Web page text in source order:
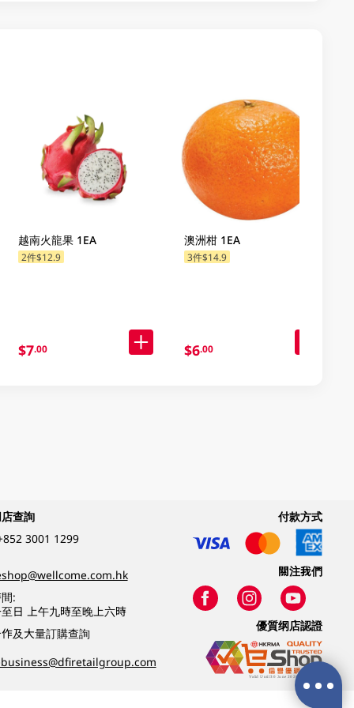
越南火龍果 1EA
2件$12.9
$7.00
澳洲柑 1EA
3件$14.9
$6.00
查詢
3001 1299
:
日 上午九時至晚上六時
及大量訂購查詢
付款方式
關注我們
優質纲店認證